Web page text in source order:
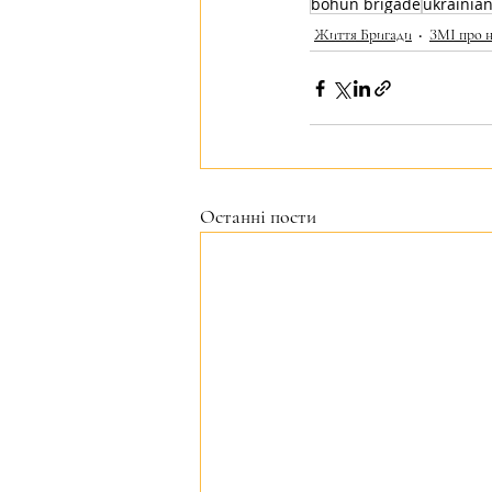
Життя Бригади ЗМІ про
Останні пости